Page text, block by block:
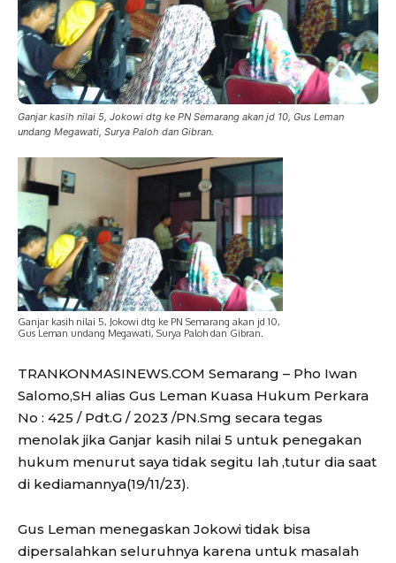
Ganjar kasih nilai 5, Jokowi dtg ke PN Semarang akan jd 10, Gus Leman
undang Megawati, Surya Paloh dan Gibran.
Ganjar kasih nilai 5, Jokowi dtg ke PN Semarang akan jd 10,
Gus Leman undang Megawati, Surya Paloh dan Gibran.
TRANKONMASINEWS.COM Semarang – Pho Iwan
Salomo,SH alias Gus Leman Kuasa Hukum Perkara
No : 425 / Pdt.G / 2023 /PN.Smg secara tegas
menolak jika Ganjar kasih nilai 5 untuk penegakan
hukum menurut saya tidak segitu lah ,tutur dia saat
di kediamannya(19/11/23).
Gus Leman menegaskan Jokowi tidak bisa
dipersalahkan seluruhnya karena untuk masalah